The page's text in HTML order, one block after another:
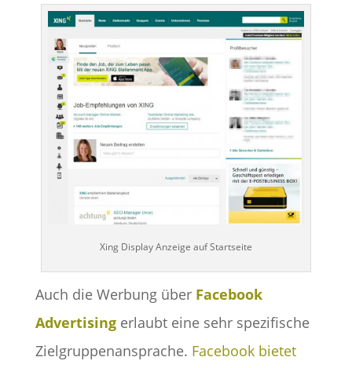
Xing Display Anzeige auf Startseite
Auch die Werbung überFacebook
Advertisingerlaubt eine sehr spezifische
Zielgruppenansprache. Facebook bietet